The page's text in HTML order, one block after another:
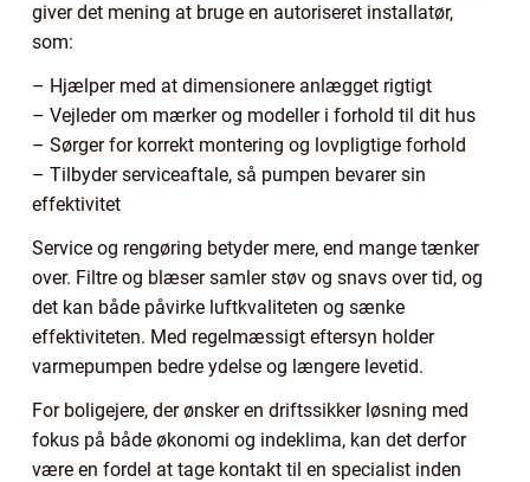
giver det mening at bruge en autoriseret installatør,
som:
– Hjælper med at dimensionere anlægget rigtigt
– Vejleder om mærker og modeller i forhold til dit hus
– Sørger for korrekt montering og lovpligtige forhold
– Tilbyder serviceaftale, så pumpen bevarer sin
effektivitet
Service og rengøring betyder mere, end mange tænker
over. Filtre og blæser samler støv og snavs over tid, og
det kan både påvirke luftkvaliteten og sænke
effektiviteten. Med regelmæssigt eftersyn holder
varmepumpen bedre ydelse og længere levetid.
For boligejere, der ønsker en driftssikker løsning med
fokus på både økonomi og indeklima, kan det derfor
være en fordel at tage kontakt til en specialist inden